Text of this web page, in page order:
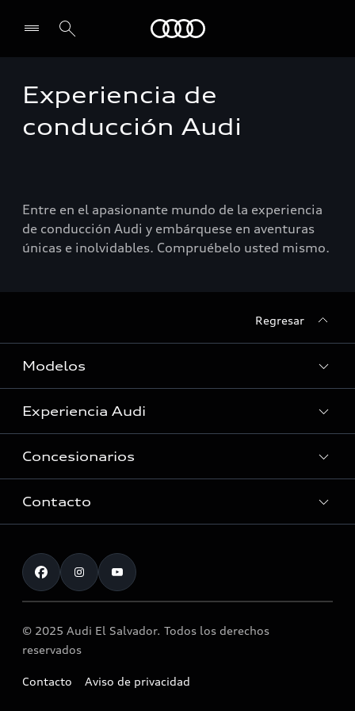
Select dealer
Experiencia de
conducción Audi
Entre en el apasionante mundo de la experiencia
de conducción Audi y embárquese en aventuras
únicas e inolvidables. Compruébelo usted mismo.
Regresar
Modelos
Ver Modelos
Experiencia Audi
Historia
Tecnologia quattro®
Audi Motorsport
Noticias
Concesionarios
Servicio Post Venta
Llamado a revisión airbag Takata
Contacto
Atención al cliente
© 2025 Audi El Salvador. Todos los derechos
reservados
Contacto Aviso de privacidad